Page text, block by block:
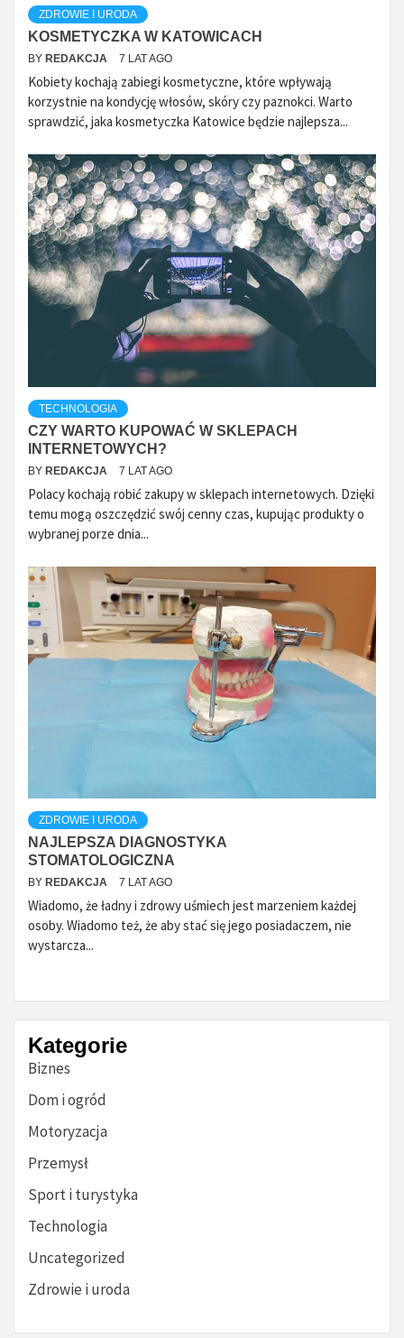
ZDROWIE I URODA
KOSMETYCZKA W KATOWICACH
BY REDAKCJA 7 LAT AGO
Kobiety kochają zabiegi kosmetyczne, które wpływają
korzystnie na kondycję włosów, skóry czy paznokci. Warto
sprawdzić, jaka kosmetyczka Katowice będzie najlepsza...
TECHNOLOGIA
CZY WARTO KUPOWAĆ W SKLEPACH
INTERNETOWYCH?
BY REDAKCJA 7 LAT AGO
Polacy kochają robić zakupy w sklepach internetowych. Dzięki
temu mogą oszczędzić swój cenny czas, kupując produkty o
wybranej porze dnia...
ZDROWIE I URODA
NAJLEPSZA DIAGNOSTYKA
STOMATOLOGICZNA
BY REDAKCJA 7 LAT AGO
Wiadomo, że ładny i zdrowy uśmiech jest marzeniem każdej
osoby. Wiadomo też, że aby stać się jego posiadaczem, nie
wystarcza...
Kategorie
Biznes
Dom i ogród
Motoryzacja
Przemysł
Sport i turystyka
Technologia
Uncategorized
Zdrowie i uroda